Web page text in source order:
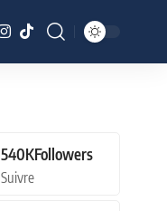
540KFollowers
Suivre